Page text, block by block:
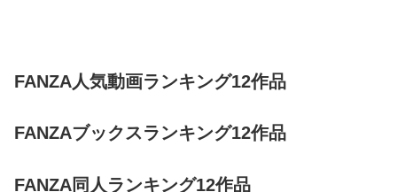
FANZA人気動画ランキング12作品
FANZAブックスランキング12作品
FANZA同人ランキング12作品